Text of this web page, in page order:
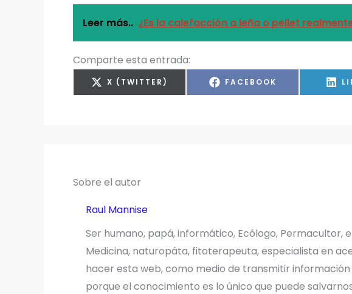
Leer más.. ¿Es la calefacción a leña o pellet
Comparte esta entrada:
COMPARTIR
EN
X (TWITTER) COMPARTIR
FACEBOOK
Sobre el autor
Raul Mannise
Ser humano, papá, informático, Ecólogo, Permacultor,
Medicina, naturopáta, fitoterapeuta, especialista en
hacer esta web, como medio de transmitir
porque el conocimiento es lo único que puede